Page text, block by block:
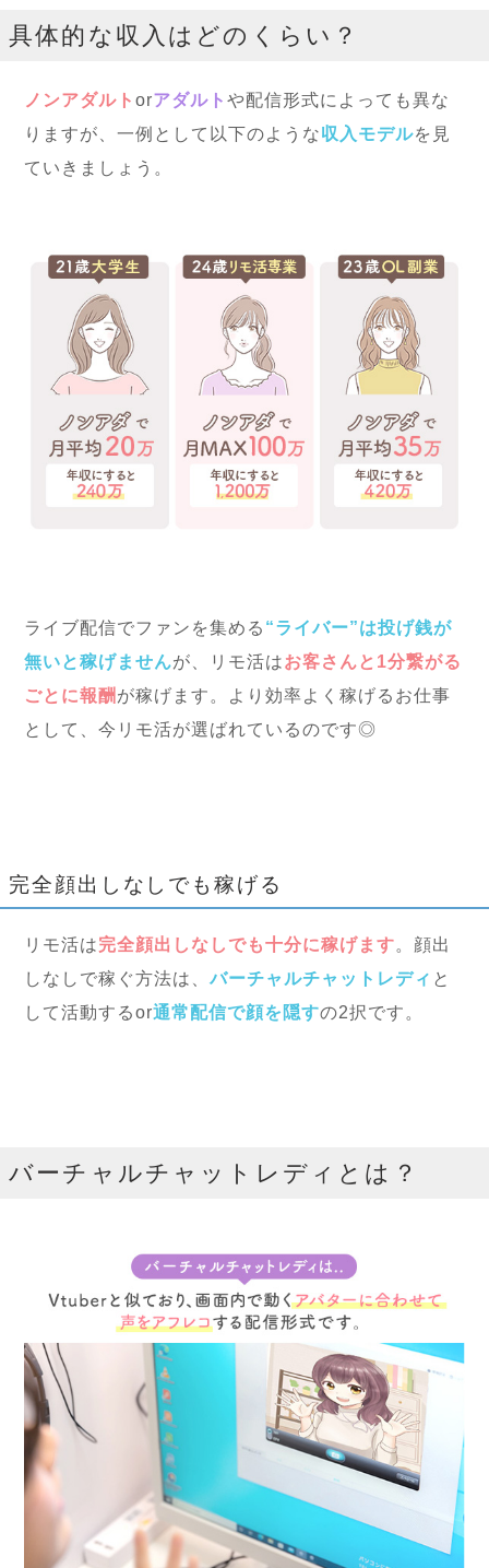
具体的な収入はどのくらい？
ノンアダルトorアダルトや配信形式によっても異な
りますが、一例として以下のような収入モデルを見
ていきましょう。
ライブ配信でファンを集める “ライバー”は投げ銭が
無いと稼げませんが、リモ活はお客さんと1分繋がる
ごとに報酬 が稼げます。より効率よく稼げるお仕事
として、今リモ活が選ばれているのです◎
完全顔出しなしでも稼げる
リモ活は完全顔出しなしでも十分に稼げます。顔出
しなしで稼ぐ方法は、バーチャルチャットレディ と
して活動するor通常配信で顔を隠すの2択です。
バーチャルチャットレディとは？